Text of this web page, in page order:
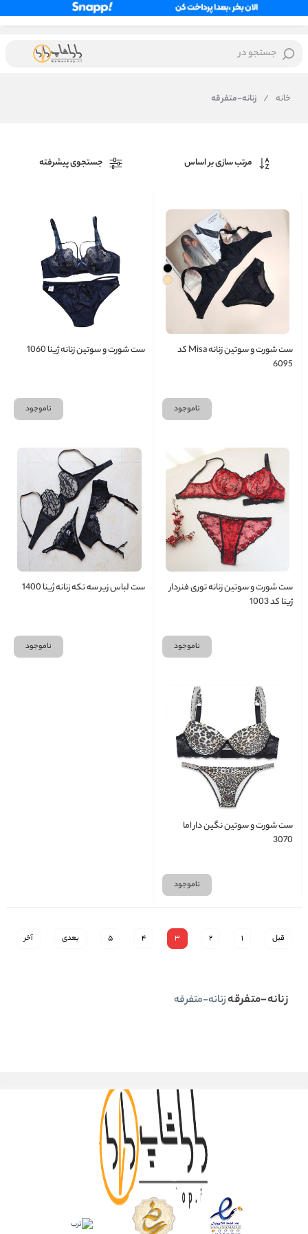
جستجو در
خانه / زنانه-متفرقه
مرتب سازی بر اساس جستجوی پیشرفته
ست شورت و سوتین زنانه Misa کد
6095
ناموجود
ست شورت و سوتین زنانه ژینا 1060
ناموجود
ست شورت و سوتین زنانه توری فنردار
ژینا کد 1003
ناموجود
ست لباس زیر سه تکه زنانه ژینا 1400
ناموجود
ست شورت و سوتین نگین دار اما
3070
ناموجود
قبل 1
2
3
4
5 بعدی آخر
زنانه-متفرقهزنانه-متفرقه